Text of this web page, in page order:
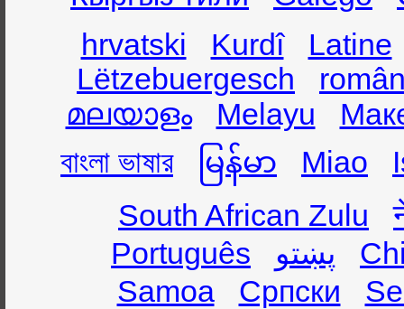
hrvatski
Kurdî
Latine
Lëtzebuergesch
മലയാളം
Melayu
বাংলা ভাষার
မြန်မာ Miao
South African Zulu
Português
پښتو
Samoa
Српски